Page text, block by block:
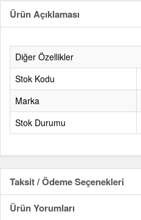
Ürün Açıklaması
Diğer Özellikler
Stok Kodu
Marka
Stok Durumu
Taksit / Ödeme Seçenekleri
Ürün Yorumları